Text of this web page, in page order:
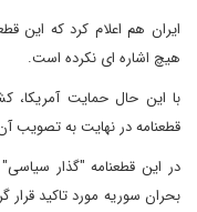
ایران هم اعلام کرد که این
هیچ اشاره ای نکرده است.
با این حال حمایت آمریکا،
قطعنامه در نهایت به تصویب
در این قطعنامه "گذار
بحران سوریه مورد تاکید قرار